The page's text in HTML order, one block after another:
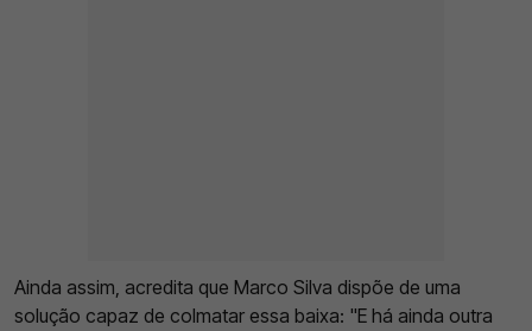
Ainda assim, acredita que Marco Silva dispõe de uma
solução capaz de colmatar essa baixa: "E há ainda outra